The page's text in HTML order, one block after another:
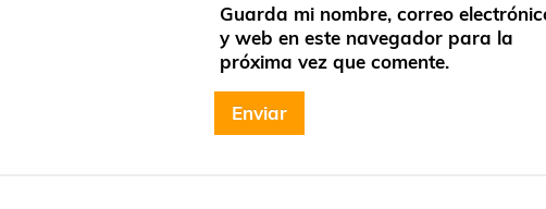
Guarda mi nombre, correo
y web en este navegador para la
próxima vez que comente.